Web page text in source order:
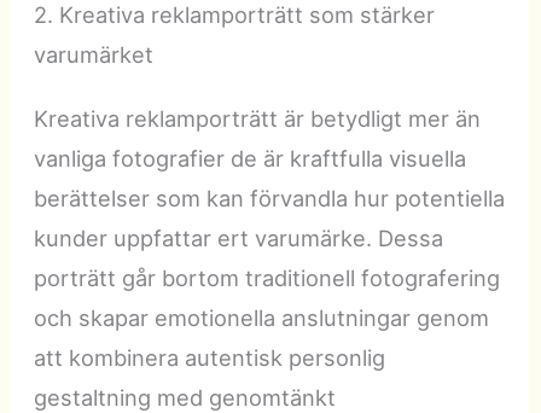
2. Kreativa reklamporträtt som stärker
varumärket
Kreativa reklamporträtt är betydligt mer än
vanliga fotografier de är kraftfulla visuella
berättelser som kan förvandla hur potentiella
kunder uppfattar ert varumärke. Dessa
porträtt går bortom traditionell fotografering
och skapar emotionella anslutningar genom
att kombinera autentisk personlig
gestaltning med genomtänkt